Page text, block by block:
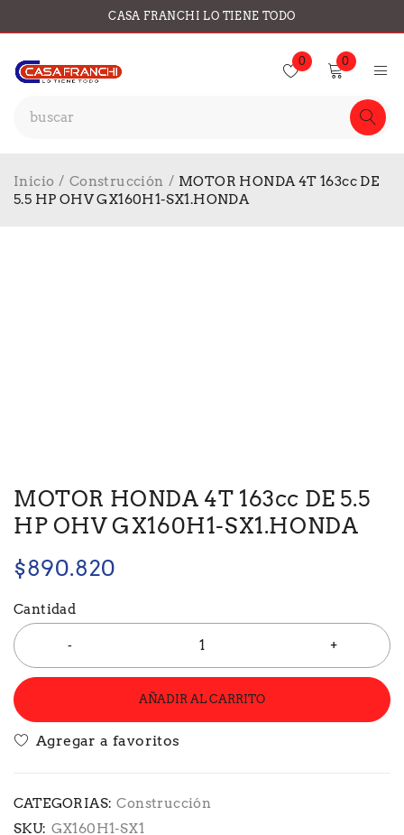
CASA FRANCHI LO TIENE TODO
0 0
Inicio / Construcción / MOTOR HONDA 4T 163cc DE
5.5 HP OHV GX160H1-SX1.HONDA
MOTOR HONDA 4T 163cc DE 5.5
HP OHV GX160H1-SX1.HONDA
$890.820
Cantidad
AÑADIR AL CARRITO
CATEGORIAS: Construcción
SKU: GX160H1-SX1